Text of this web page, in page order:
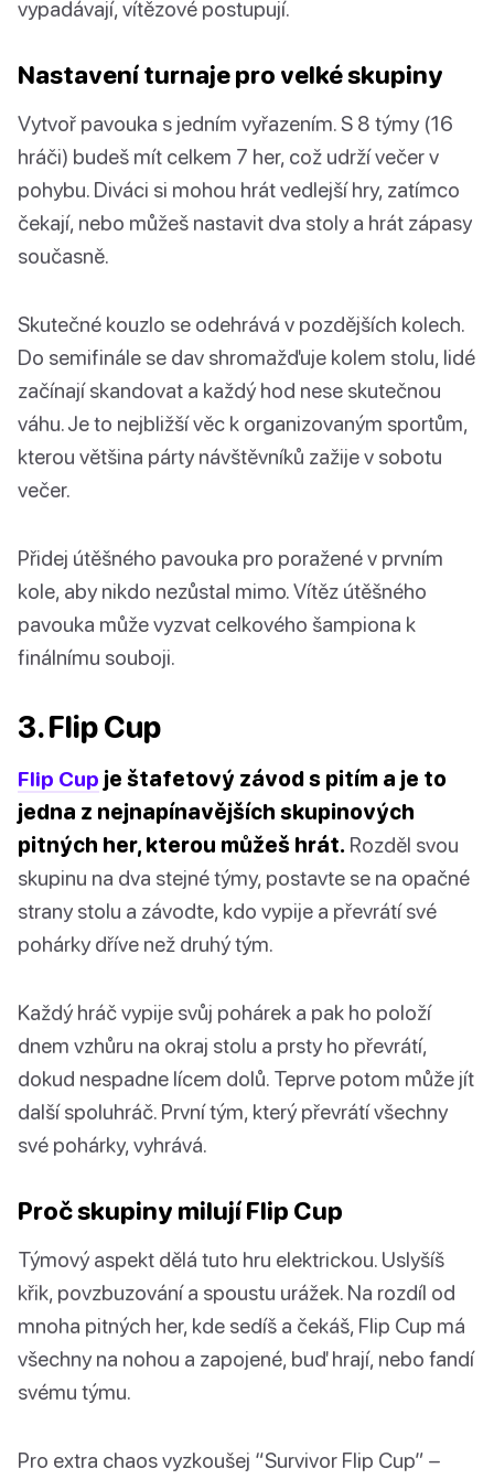
vypadávají, vítězové postupují.
Nastavení turnaje pro velké skupiny
Vytvoř pavouka s jedním vyřazením. S 8 týmy (16
hráči) budeš mít celkem 7 her, což udrží večer v
pohybu. Diváci si mohou hrát vedlejší hry, zatímco
čekají, nebo můžeš nastavit dva stoly a hrát zápasy
současně.
Skutečné kouzlo se odehrává v pozdějších kolech.
Do semifinále se dav shromažďuje kolem stolu, lidé
začínají skandovat a každý hod nese skutečnou
váhu. Je to nejbližší věc k organizovaným sportům,
kterou většina párty návštěvníků zažije v sobotu
večer.
Přidej útěšného pavouka pro poražené v prvním
kole, aby nikdo nezůstal mimo. Vítěz útěšného
pavouka může vyzvat celkového šampiona k
finálnímu souboji.
3. Flip Cup
Flip Cup je štafetový závod s pitím a je to
jedna z nejnapínavějších skupinových
pitných her, kterou můžeš hrát. Rozděl svou
skupinu na dva stejné týmy, postavte se na opačné
strany stolu a závodte, kdo vypije a převrátí své
pohárky dříve než druhý tým.
Každý hráč vypije svůj pohárek a pak ho položí
dnem vzhůru na okraj stolu a prsty ho převrátí,
dokud nespadne lícem dolů. Teprve potom může jít
další spoluhráč. První tým, který převrátí všechny
své pohárky, vyhrává.
Proč skupiny milují Flip Cup
Týmový aspekt dělá tuto hru elektrickou. Uslyšíš
křik, povzbuzování a spoustu urážek. Na rozdíl od
mnoha pitných her, kde sedíš a čekáš, Flip Cup má
všechny na nohou a zapojené, buď hrají, nebo fandí
svému týmu.
Pro extra chaos vyzkoušej “Survivor Flip Cup” –